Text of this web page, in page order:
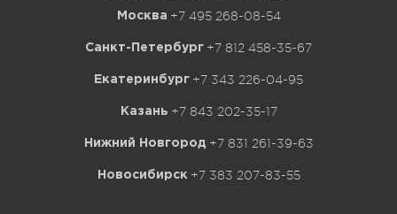
Москва +7 495 268-08-54
Санкт-Петербург +7 812 458-35-67
Екатеринбург +7 343 226-04-95
Казань +7 843 202-35-17
Нижний Новгород +7 831 261-39-63
Новосибирск +7 383 207-83-55